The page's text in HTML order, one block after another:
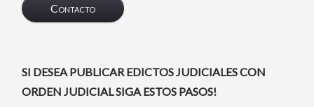
Contacto
SI DESEA PUBLICAR EDICTOS JUDICIALES CON
ORDEN JUDICIAL SIGA ESTOS PASOS!